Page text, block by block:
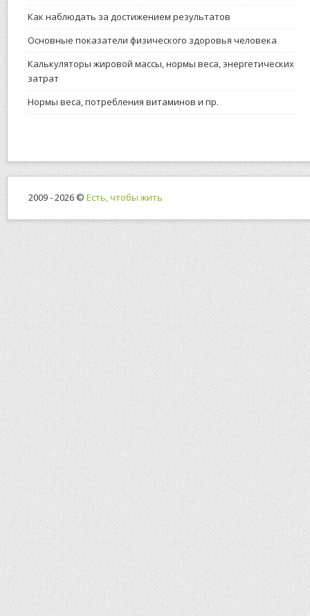
Как наблюдать за достижением результатов
Основные показатели физического здоровья человека
Калькуляторы жировой массы, нормы веса, энергетических
затрат
Нормы веса, потребления витаминов и пр.
2009 - 2026 © Есть, чтобы жить